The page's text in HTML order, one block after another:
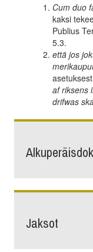
Cum duo
kaksi
Publius
5.3.
että jos
af riksens
drifwas
Jaksot